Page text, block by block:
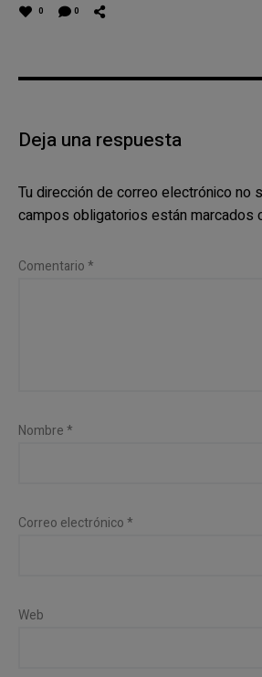
0 0
Deja una respuesta
Tu dirección de correo electrónico no
campos obligatorios están marcados
Comentario*
Nombre*
Correo electrónico*
Web